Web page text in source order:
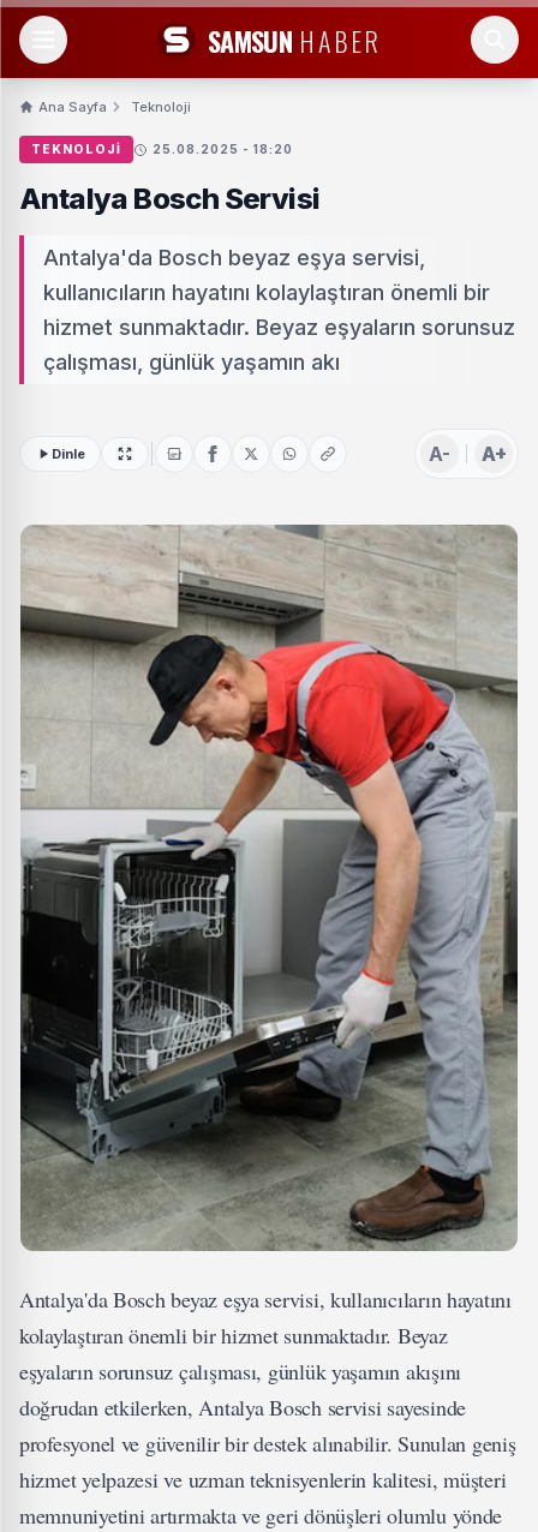
SAMSUN HABER
Ana Sayfa Teknoloji
TEKNOLOJI 25.08.2025 - 18:20
Antalya Bosch Servisi
Antalya'da Bosch beyaz eşya servisi,
kullanıcıların hayatını kolaylaştıran önemli bir
hizmet sunmaktadır. Beyaz eşyaların sorunsuz
çalışması, günlük yaşamın akı
Dinle A- A+
Antalya'da Bosch beyaz eşya servisi, kullanıcıların hayatını
kolaylaştıran önemli bir hizmet sunmaktadır. Beyaz
eşyaların sorunsuz çalışması, günlük yaşamın akışını
doğrudan etkilerken, Antalya Bosch servisi sayesinde
profesyonel ve güvenilir bir destek alınabilir. Sunulan geniş
hizmet yelpazesi ve uzman teknisyenlerin kalitesi, müşteri
memnuniyetini artırmakta ve geri dönüşleri olumlu yönde